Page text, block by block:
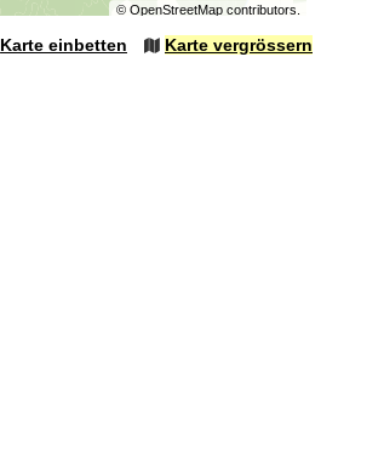
© OpenStreetMapcontributors.
Karte einbetten Karte vergrössern